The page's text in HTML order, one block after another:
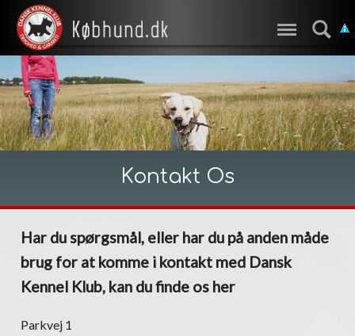
Kontakt Os
Har du spørgsmål, eller har du på anden måde
brug for at komme i kontakt med Dansk
Kennel Klub, kan du finde os her
Parkvej 1